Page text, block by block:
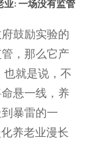
业: 一场没有监管
鼓励实验的
，那么它产
就是说，不
悬一线，养
暴雷的一
养老业漫⻓